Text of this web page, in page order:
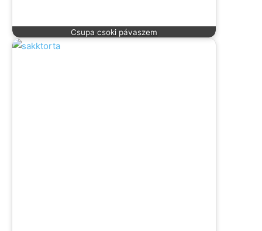
Csupa csoki pávaszem